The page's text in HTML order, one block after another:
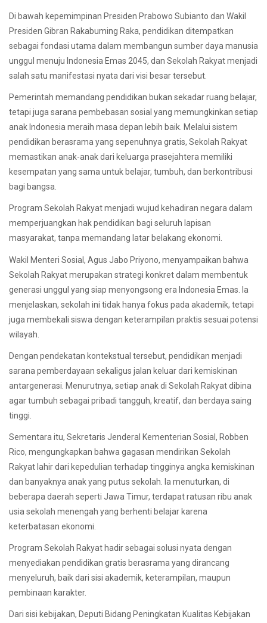
Di bawah kepemimpinan Presiden Prabowo Subianto dan Wakil
Presiden Gibran Rakabuming Raka, pendidikan ditempatkan
sebagai fondasi utama dalam membangun sumber daya manusia
unggul menuju Indonesia Emas 2045, dan Sekolah Rakyat menjadi
salah satu manifestasi nyata dari visi besar tersebut.
Pemerintah memandang pendidikan bukan sekadar ruang belajar,
tetapi juga sarana pembebasan sosial yang memungkinkan setiap
anak Indonesia meraih masa depan lebih baik. Melalui sistem
pendidikan berasrama yang sepenuhnya gratis, Sekolah Rakyat
memastikan anak-anak dari keluarga prasejahtera memiliki
kesempatan yang sama untuk belajar, tumbuh, dan berkontribusi
bagi bangsa.
Program Sekolah Rakyat menjadi wujud kehadiran negara dalam
memperjuangkan hak pendidikan bagi seluruh lapisan
masyarakat, tanpa memandang latar belakang ekonomi.
Wakil Menteri Sosial, Agus Jabo Priyono, menyampaikan bahwa
Sekolah Rakyat merupakan strategi konkret dalam membentuk
generasi unggul yang siap menyongsong era Indonesia Emas. Ia
menjelaskan, sekolah ini tidak hanya fokus pada akademik, tetapi
juga membekali siswa dengan keterampilan praktis sesuai potensi
wilayah.
Dengan pendekatan kontekstual tersebut, pendidikan menjadi
sarana pemberdayaan sekaligus jalan keluar dari kemiskinan
antargenerasi. Menurutnya, setiap anak di Sekolah Rakyat dibina
agar tumbuh sebagai pribadi tangguh, kreatif, dan berdaya saing
tinggi.
Sementara itu, Sekretaris Jenderal Kementerian Sosial, Robben
Rico, mengungkapkan bahwa gagasan mendirikan Sekolah
Rakyat lahir dari kepedulian terhadap tingginya angka kemiskinan
dan banyaknya anak yang putus sekolah. Ia menuturkan, di
beberapa daerah seperti Jawa Timur, terdapat ratusan ribu anak
usia sekolah menengah yang berhenti belajar karena
keterbatasan ekonomi.
Program Sekolah Rakyat hadir sebagai solusi nyata dengan
menyediakan pendidikan gratis berasrama yang dirancang
menyeluruh, baik dari sisi akademik, keterampilan, maupun
pembinaan karakter.
Dari sisi kebijakan, Deputi Bidang Peningkatan Kualitas Kebijakan